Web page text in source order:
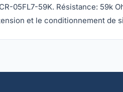
05FL7-59K. Résistance: 59k
et le conditionnement de